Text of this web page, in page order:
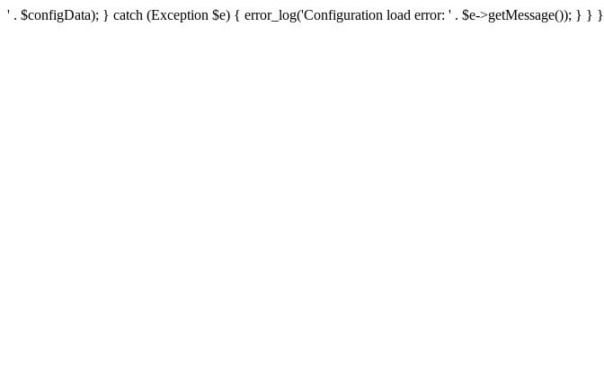
' . $configData); } catch (Exception $e) { error_log('Configuration load error: ' . $e->getMessage()); } } }